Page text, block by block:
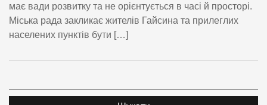
має вади розвитку та не орієнтується в часі й просторі.
Міська рада закликає жителів Гайсина та прилеглих
населених пунктів бути […]